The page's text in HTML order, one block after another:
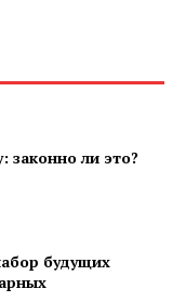
законно ли это?
будущих